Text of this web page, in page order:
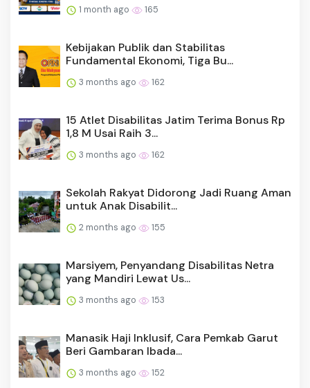
1 month ago 165
Kebijakan Publik dan Stabilitas
Fundamental Ekonomi, Tiga Bu...
3 months ago 162
15 Atlet Disabilitas Jatim Terima Bonus Rp
1,8 M Usai Raih 3...
3 months ago 162
Sekolah Rakyat Didorong Jadi Ruang Aman
untuk Anak Disabilit...
2 months ago 155
Marsiyem, Penyandang Disabilitas Netra
yang Mandiri Lewat Us...
3 months ago 153
Manasik Haji Inklusif, Cara Pemkab Garut
Beri Gambaran Ibada...
3 months ago 152